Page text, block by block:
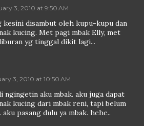
3, 2010 at 9:50 AM
kesini disambut oleh kupu-kupu dan
kucing. Met pagi mbak Elly, met
yg tinggal dikit lagi...
3, 2010 at 10:50 AM
ngingetin aku mbak. aku juga dapat
kucing dari mbak reni, tapi belum
aku pasang dulu ya mbak. hehe..